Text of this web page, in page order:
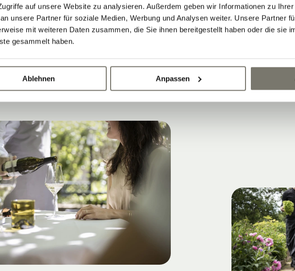
auf unsere Website zu analysieren. Außerdem geben wir Informationen zu
unsere Partner für soziale Medien, Werbung und Analysen weiter. Unsere Partner
mit weiteren Daten zusammen, die Sie ihnen bereitgestellt haben oder die sie
gesammelt haben.
Ablehnen Anpassen
auf derGartenterrasseunter den Glyzinien erleben.
Spezialitäten genießen